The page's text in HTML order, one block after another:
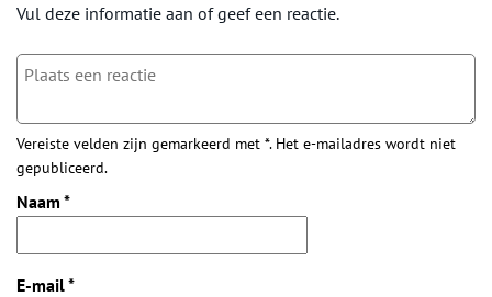
Vul deze informatie aan of geef een reactie.
Vereiste velden zijn gemarkeerd met *. Het e-mailadres wordt niet
gepubliceerd.
Naam *
E-mail*